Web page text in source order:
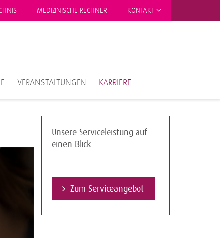
MEDIZINISCHE RECHNER KONTAKT
VERANSTALTUNGEN KARRIERE
Unsere Serviceleistung auf
einen Blick
Zum Serviceangebot